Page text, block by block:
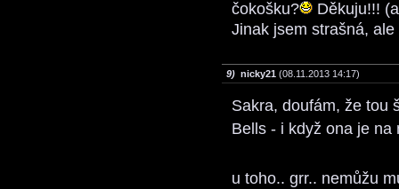
čokošku?
Děkuju!!!
Jinak jsem strašná,
9) nicky21 (08.11.2013 14:17)
Sakra, doufám, že tou
Bells - i když ona je
u toho.. grr.. nemůžu